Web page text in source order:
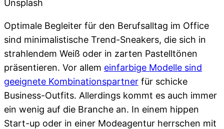
Optimale Begleiter für den Berufsalltag im Office
sind minimalistische Trend-Sneakers, die sich in
strahlendem Weiß oder in zarten Pastelltönen
präsentieren. Vor allem einfarbige Modelle sind
geeignete Kombinationspartner für schicke
Business-Outfits. Allerdings kommt es auch immer
ein wenig auf die Branche an. In einem hippen
Start-up oder in einer Modeagentur herrschen mit